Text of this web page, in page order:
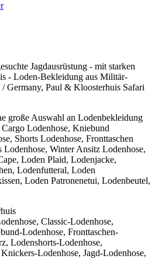
Jagdausrüstung - mit starken
- Loden-Bekleidung aus Militär-
Germany, Paul & Kloosterhuis Safari
große Auswahl an Lodenbekleidung
Lodenhose, Kniebund
Shorts Lodenhose, Fronttaschen
Winter Ansitz Lodenhose,
Loden Plaid, Lodenjacke,
Lodenfutteral, Loden
Loden Patronenetui, Lodenbeutel,
Classic-Lodenhose,
Lodenhose, Fronttaschen-
Lodenshorts-Lodenhose,
Lodenhose, Jagd-Lodenhose,